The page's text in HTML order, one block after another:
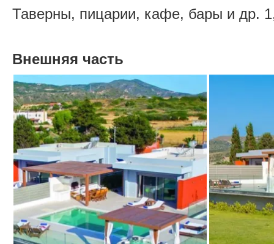
Таверны, пицарии, кафе, бары и др.
Внешняя часть